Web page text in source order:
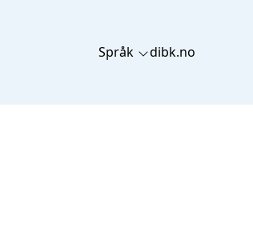
Språk dibk.no